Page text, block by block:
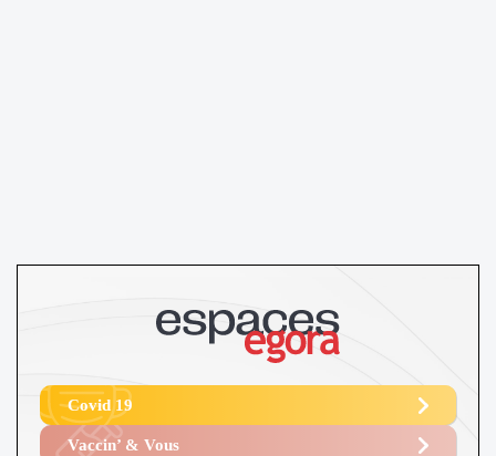
Covid 19
Vaccin’ & Vous